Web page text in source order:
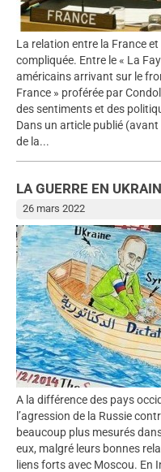
La relation entre la France
compliquée. Entre le « La
américains arrivant sur le
France » proférée par
des sentiments et des
Dans un article publié (avant
de la...
LA GUERRE EN
26 mars 2022
A la différence des pays
l’agression de la Russie
beaucoup plus mesurés
eux, malgré leurs bonnes
liens forts avec Moscou. En